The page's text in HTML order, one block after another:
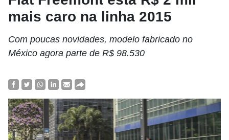
mais caro na linha 2015
Com poucas novidades, modelo fabricado no
México agora parte de R$ 98.530